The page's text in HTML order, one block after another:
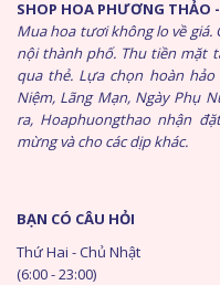
SHOP HOA PHƯƠNG THẢO
Mua hoa tươi không lo về giá.
nội thành phố. Thu tiền mặt
qua thẻ. Lựa chọn hoàn
Niệm, Lãng Mạn, Ngày Phụ
ra, Hoaphuongthao nhận
mừng và cho các dịp khác.
BẠN CÓ CÂU HỎI
Thứ Hai - Chủ Nhật
(6:00 - 23:00)